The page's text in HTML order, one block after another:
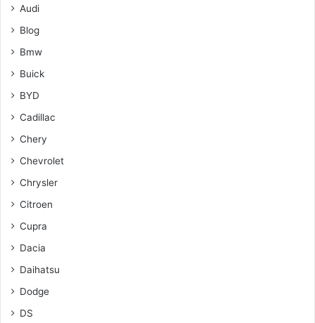
Audi
Blog
Bmw
Buick
BYD
Cadillac
Chery
Chevrolet
Chrysler
Citroen
Cupra
Dacia
Daihatsu
Dodge
DS